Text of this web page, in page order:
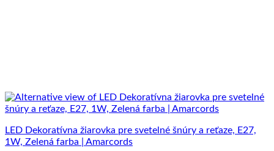
LED Dekoratívna žiarovka pre svetelné šnúry a reťaze, E27,
1W, Zelená farba | Amarcords